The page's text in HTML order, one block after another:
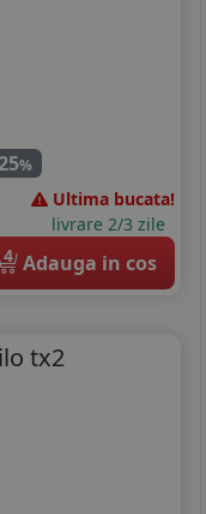
%
Ultima bucata!
livrare 2/3 zile
4 Adauga in cos
tx2